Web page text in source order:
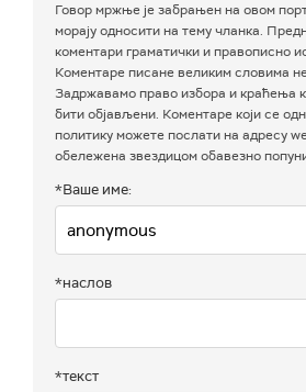
Говор мржње је забрањен на овом
морају односити на тему чланка.
коментари граматички и правописно
Коментаре писане великим словима
Задржавамо право избора и краћења
бити објављени. Коментаре који се
политику можете послати на адресу
обележена звездицом обавезно
*Ваше име:
*наслов
*текст